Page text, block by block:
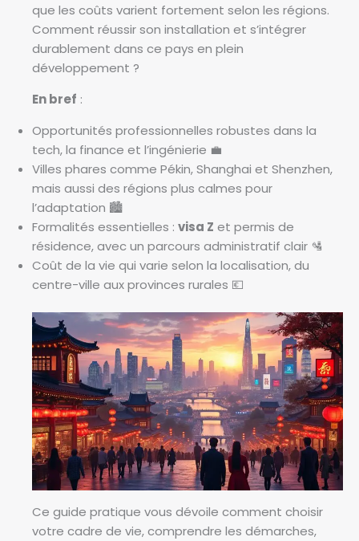
que les coûts varient fortement selon les régions.
Comment réussir son installation et s’intégrer
durablement dans ce pays en plein
développement ?
En bref :
Opportunités professionnelles robustes dans la
tech, la finance et l’ingénierie 💼
Villes phares comme Pékin, Shanghai et Shenzhen,
mais aussi des régions plus calmes pour
l’adaptation 🏙️
Formalités essentielles : visa Z et permis de
résidence, avec un parcours administratif clair 🛂
Coût de la vie qui varie selon la localisation, du
centre-ville aux provinces rurales 💶
Ce guide pratique vous dévoile comment choisir
votre cadre de vie, comprendre les démarches,